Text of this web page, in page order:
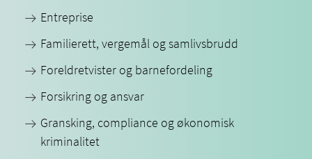
Entreprise
Familierett, vergemål og samlivsbrudd
Foreldretvister og barnefordeling
Forsikring og ansvar
Gransking, compliance og økonomisk
kriminalitet